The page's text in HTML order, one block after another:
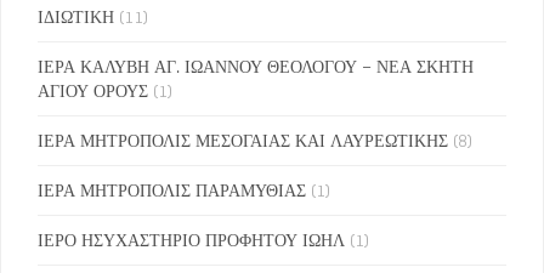
ΙΔΙΩΤΙΚΗ (11)
ΙΕΡΑ ΚΑΛΥΒΗ ΑΓ. ΙΩΑΝΝΟΥ ΘΕΟΛΟΓΟΥ – ΝΕΑ ΣΚΗΤΗ
ΑΓΙΟΥ ΟΡΟΥΣ (1)
ΙΕΡΑ ΜΗΤΡΟΠΟΛΙΣ ΜΕΣΟΓΑΙΑΣ ΚΑΙ ΛΑΥΡΕΩΤΙΚΗΣ (8)
ΙΕΡΑ ΜΗΤΡΟΠΟΛΙΣ ΠΑΡΑΜΥΘΙΑΣ (1)
ΙΕΡΟ ΗΣΥΧΑΣΤΗΡΙΟ ΠΡΟΦΗΤΟΥ ΙΩΗΛ (1)